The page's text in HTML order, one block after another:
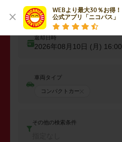
WEBより最大30％お得！
公式アプリ「ニコパス」
出発日時
2026年08月09日 (日) 16:00
返却日時
2026年08月10日 (月) 16:00
車両タイプ
コンパクトカー
その他の検索条件